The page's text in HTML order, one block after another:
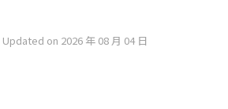
on 2026 年 08 月 04 日